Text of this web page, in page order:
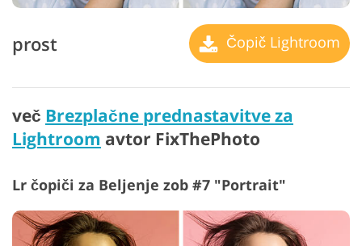
prost Čopič Lightroom
več Brezplačne prednastavitve za
Lightroom avtor FixThePhoto
Lr čopiči za Beljenje zob #7 "Portrait"